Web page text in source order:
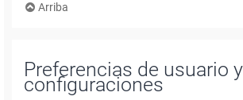
Arriba
Preferencias de usuario y
configuraciones